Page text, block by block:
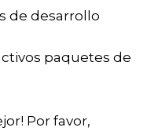
de desarrollo
paquetes de
Por favor,